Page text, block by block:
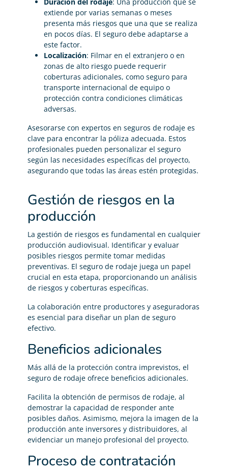
extiende por varias semanas o meses
presenta más riesgos que una que se realiza
en pocos días. El seguro debe adaptarse a
este factor.
Localización: Filmar en el extranjero o en
zonas de alto riesgo puede requerir
coberturas adicionales, como seguro para
transporte internacional de equipo o
protección contra condiciones climáticas
adversas.
Asesorarse con expertos en seguros de rodaje es
clave para encontrar la póliza adecuada. Estos
profesionales pueden personalizar el seguro
según las necesidades específicas del proyecto,
asegurando que todas las áreas estén protegidas.
Gestión de riesgos en la
producción
La gestión de riesgos es fundamental en cualquier
producción audiovisual. Identificar y evaluar
posibles riesgos permite tomar medidas
preventivas. El seguro de rodaje juega un papel
crucial en esta etapa, proporcionando un análisis
de riesgos y coberturas específicas.
La colaboración entre productores y aseguradoras
es esencial para diseñar un plan de seguro
efectivo.
Beneficios adicionales
Más allá de la protección contra imprevistos, el
seguro de rodaje ofrece beneficios adicionales.
Facilita la obtención de permisos de rodaje, al
demostrar la capacidad de responder ante
posibles daños. Asimismo, mejora la imagen de la
producción ante inversores y distribuidores, al
evidenciar un manejo profesional del proyecto.
Proceso de contratación